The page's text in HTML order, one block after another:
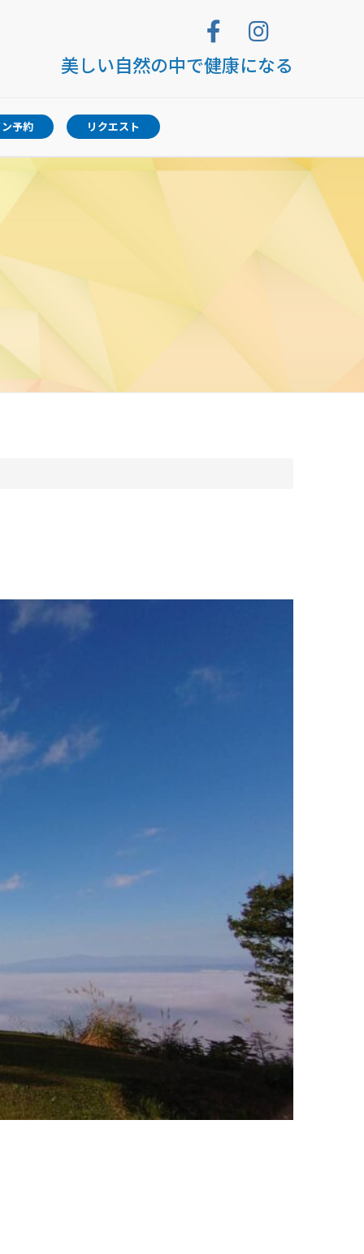
美しい自然の中で健康になる
予約 リクエスト